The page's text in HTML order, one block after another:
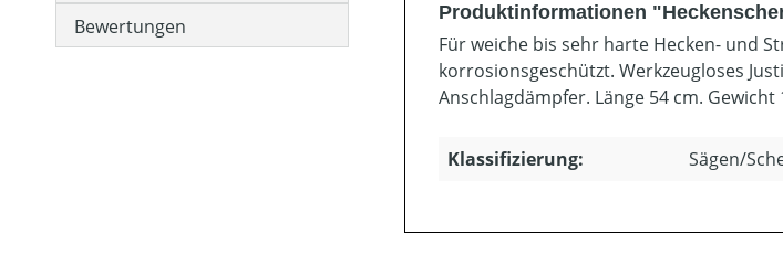
Bewertungen
Produktinformationen
Für weiche bis sehr harte Hecken- und
korrosionsgeschützt. Werkzeugloses
Anschlagdämpfer. Länge 54 cm. Gewicht
Klassifizierung: Sägen/